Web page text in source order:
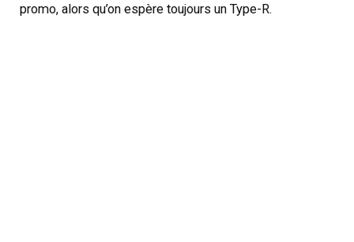
promo, alors qu’on espère toujours un Type-R.